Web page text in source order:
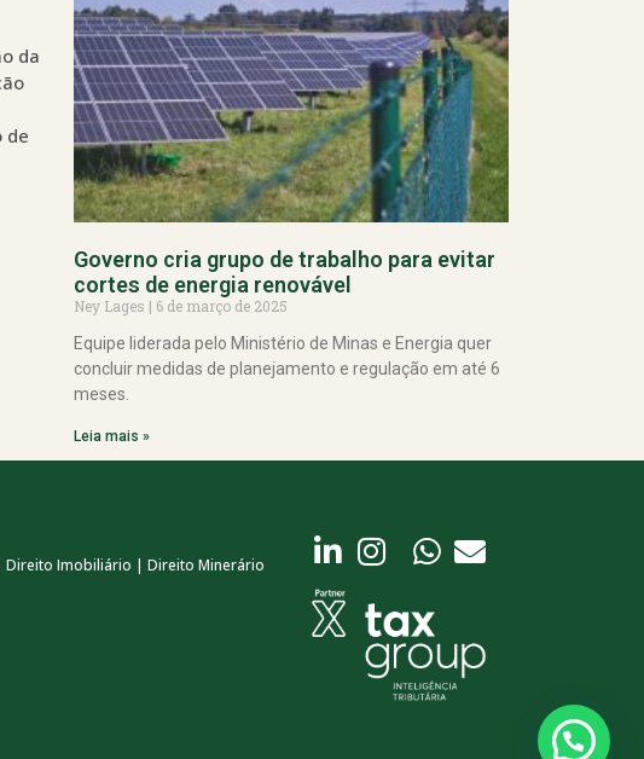
da
de
Governo cria grupo de trabalho para evitar
cortes de energia renovável
Ney Lages
6 de março de 2025
Equipe liderada pelo Ministério de Minas e Energia quer
concluir medidas de planejamento e regulação em até 6
meses.
Leia mais »
Imobiliário | Direito Minerário